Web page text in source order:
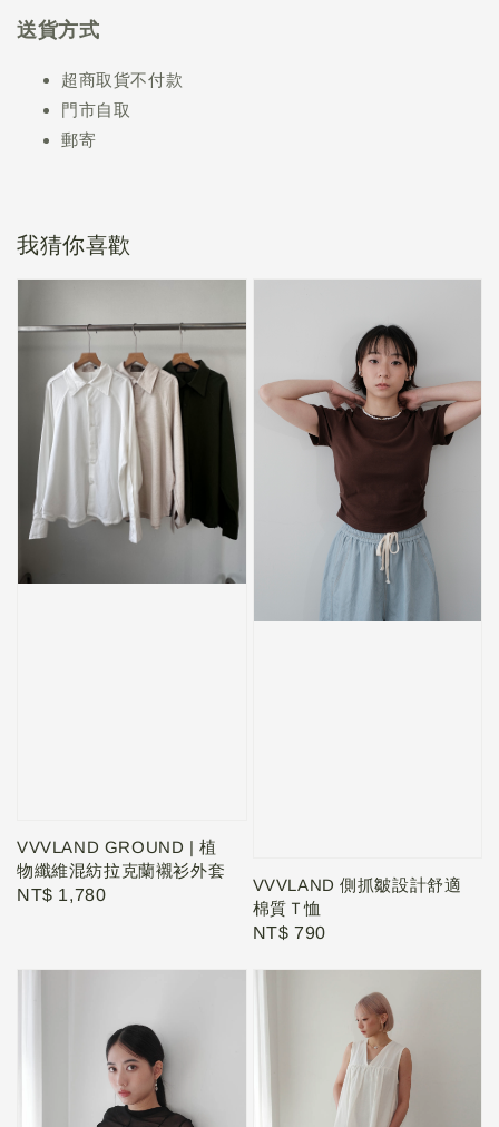
送貨方式
超商取貨不付款
門市自取
郵寄
我猜你喜歡
VVVLAND GROUND | 植
物纖維混紡拉克蘭襯衫外套
Regular
NT$ 1,780
VVVLAND 側抓皺設計舒適
棉質Ｔ恤
Regular
NT$ 790